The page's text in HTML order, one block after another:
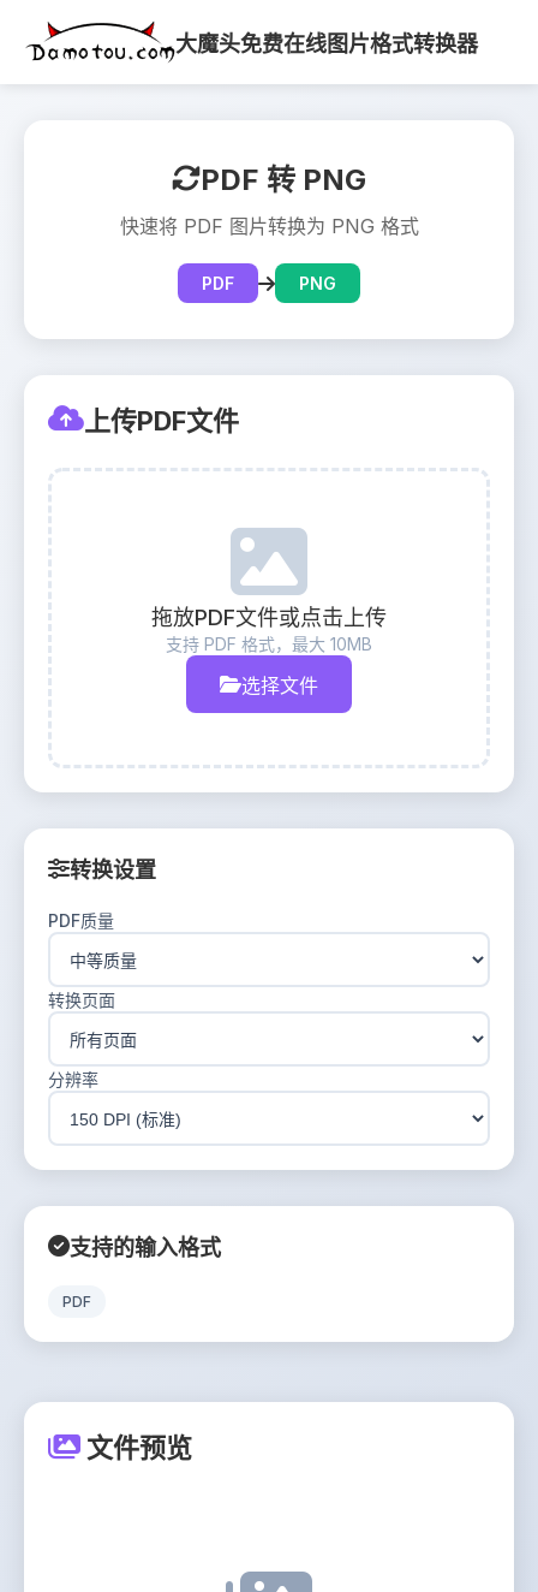
大魔头免费在线图片格式转换器
PDF 转 PNG
快速将 PDF 图片转换为 PNG 格式
PDF PNG
上传PDF文件
拖放PDF文件或点击上传
支持 PDF 格式，最大 10MB
选择文件
转换设置
PDF质量
转换页面
分辨率
支持的输入格式
PDF
文件预览